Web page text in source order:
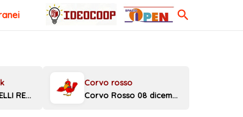
Cerca
MELONI E I FRATELLI REGGINI Corvo Rosso 08 dicembre 2025